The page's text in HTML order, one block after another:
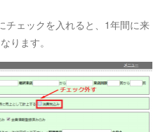
チェックを入れると、1年間に来
ります。